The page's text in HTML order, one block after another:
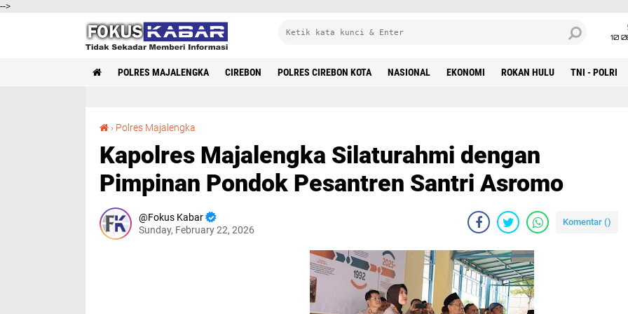
-->
10
POLRES MAJALENGKA CIREBON POLRES CIREBON KOTA NASIONAL EKONOMI ROKAN HULU TNI - POLRI
› Polres Majalengka
Kapolres Majalengka Silaturahmi dengan
Pimpinan Pondok Pesantren Santri Asromo
Fokus Kabar
Sunday, February 22, 2026
Komentar ()